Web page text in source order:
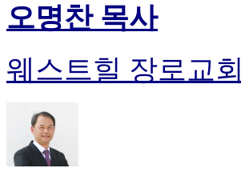
오명찬 목사
웨스트힐 장로교회